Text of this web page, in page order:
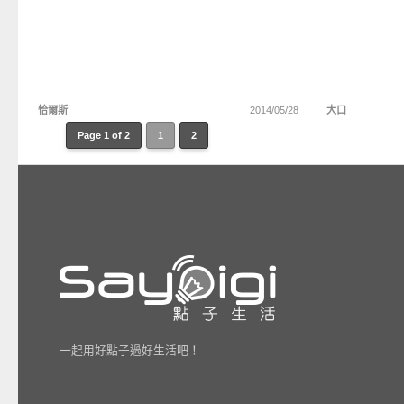
恰爾斯 2014/05/28 大口
Page 1 of 2 1 2
一起用好點子過好生活吧！